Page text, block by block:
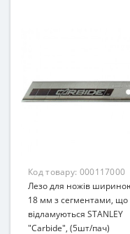
Код товару: 000117000
Лезо для ножів
18 мм з сегментами, що
відламуються STANLEY
"Carbide", (5шт/пач)